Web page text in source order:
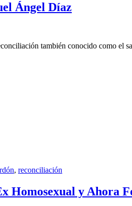
Ángel Díaz
también conocido como el
, reconciliación
Homosexual y Ahora